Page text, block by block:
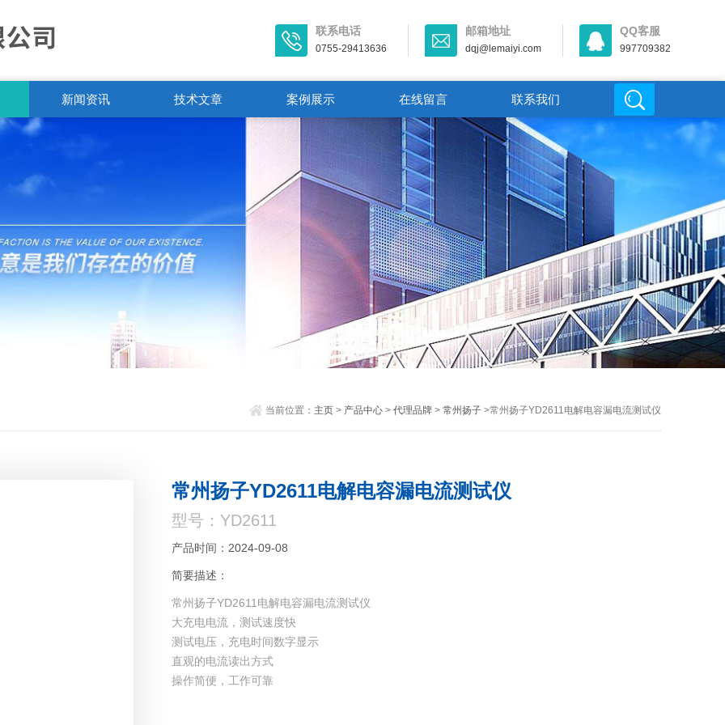
联系电话
0755-29413636
邮箱地址
dqj@lemaiyi.com
QQ客服
997709382
新闻资讯 技术文章 案例展示 在线留言 联系我们
当前位置： 主页> 产品中心> 代理品牌> 常州扬子>常州扬子YD2611电解电容漏电流测试仪
常州扬子YD2611电解电容漏电流测试仪
型号：YD2611
产品时间：2024-09-08
简要描述：
常州扬子YD2611电解电容漏电流测试仪
大充电电流，测试速度快
测试电压，充电时间数字显示
直观的电流读出方式
操作简便，工作可靠